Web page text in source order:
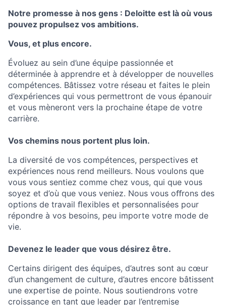
Notre promesse à nos gens : Deloitte est là où vous
pouvez propulsez vos ambitions.
Vous, et plus encore.
Évoluez au sein d’une équipe passionnée et
déterminée à apprendre et à développer de nouvelles
compétences. Bâtissez votre réseau et faites le plein
d’expériences qui vous permettront de vous épanouir
et vous mèneront vers la prochaine étape de votre
carrière.
Vos chemins nous portent plus loin.
La diversité de vos compétences, perspectives et
expériences nous rend meilleurs. Nous voulons que
vous vous sentiez comme chez vous, qui que vous
soyez et d’où que vous veniez. Nous vous oﬀrons des
options de travail ﬂexibles et personnalisées pour
répondre à vos besoins, peu importe votre mode de
vie.
Devenez le leader que vous désirez être.
Certains dirigent des équipes, d’autres sont au cœur
d’un changement de culture, d’autres encore bâtissent
une expertise de pointe. Nous soutiendrons votre
croissance en tant que leader par l’entremise